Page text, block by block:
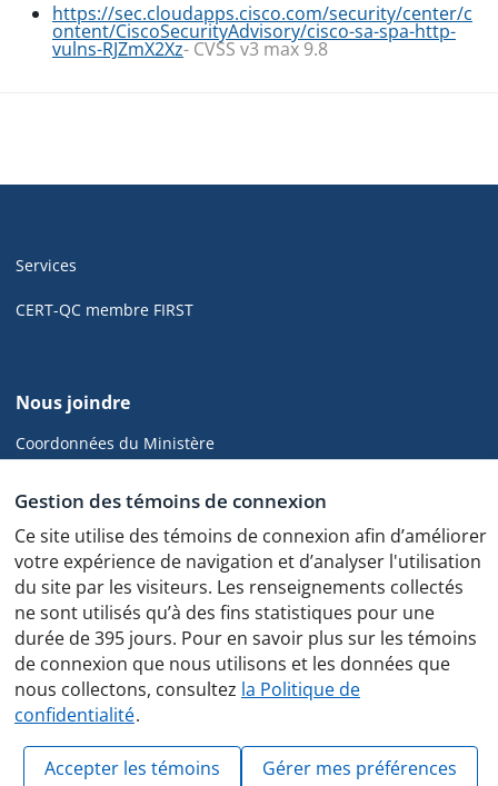
Gestion des témoins de connexion
Ce site utilise des témoins de connexion afin d’améliorer
votre expérience de navigation et d’analyser l'utilisation
du site par les visiteurs. Les renseignements collectés
ne sont utilisés qu’à des fins statistiques pour une
durée de 395 jours. Pour en savoir plus sur les témoins
de connexion que nous utilisons et les données que
nous collectons, consultez la Politique de
confidentialité.
Accepter les témoins Gérer mes préférences
https://sec.cloudapps.cisco.com/security/center/c
ontent/CiscoSecurityAdvisory/cisco-sa-spa-http-
vulns-RJZmX2Xz- CVSS v3 max 9.8
de
pied
de
de
cyber.gouv.qc.ca
Services
CERT-QC membre FIRST
Nous joindre
Coordonnées du Ministère
Politique de confidentialité
Protocole des feux de circulation
© Gouvernement du Québec, 2025